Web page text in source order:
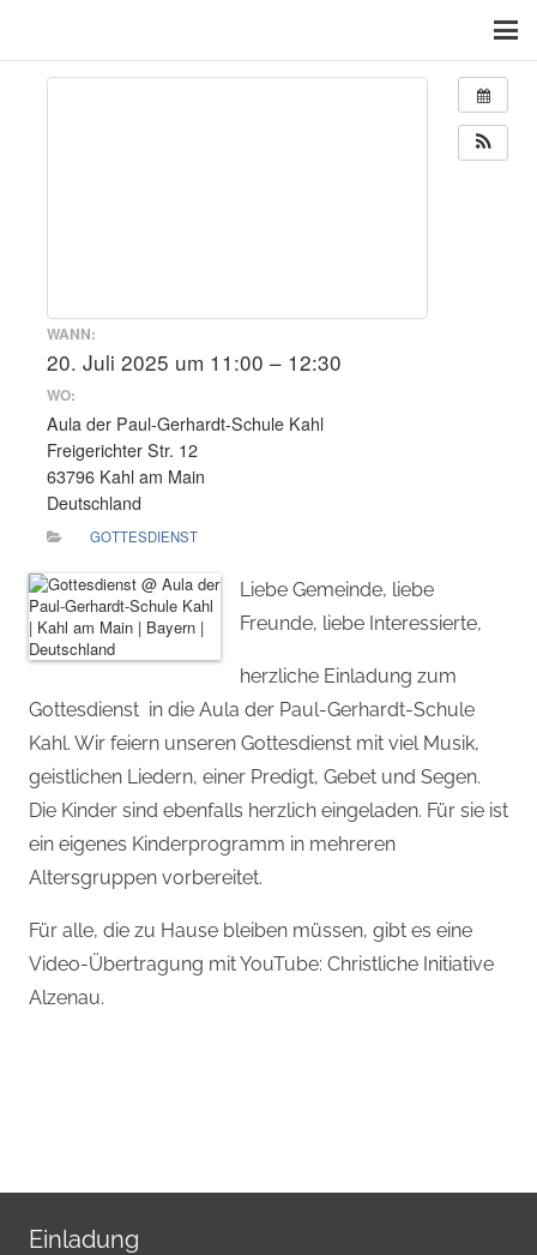
WANN:
20. Juli 2025 um 11:00 – 12:30
WO:
Aula der Paul-Gerhardt-Schule Kahl
Freigerichter Str. 12
63796 Kahl am Main
Deutschland
GOTTESDIENST
Liebe Gemeinde, liebe
Freunde, liebe Interessierte,
herzliche Einladung zum
Gottesdienst in die Aula der Paul-Gerhardt-Schule
Kahl. Wir feiern unseren Gottesdienst mit viel Musik,
geistlichen Liedern, einer Predigt, Gebet und Segen.
Die Kinder sind ebenfalls herzlich eingeladen. Für sie ist
ein eigenes Kinderprogramm in mehreren
Altersgruppen vorbereitet.
Für alle, die zu Hause bleiben müssen, gibt es eine
Video-Übertragung mit YouTube: Christliche Initiative
Alzenau.
Einladung